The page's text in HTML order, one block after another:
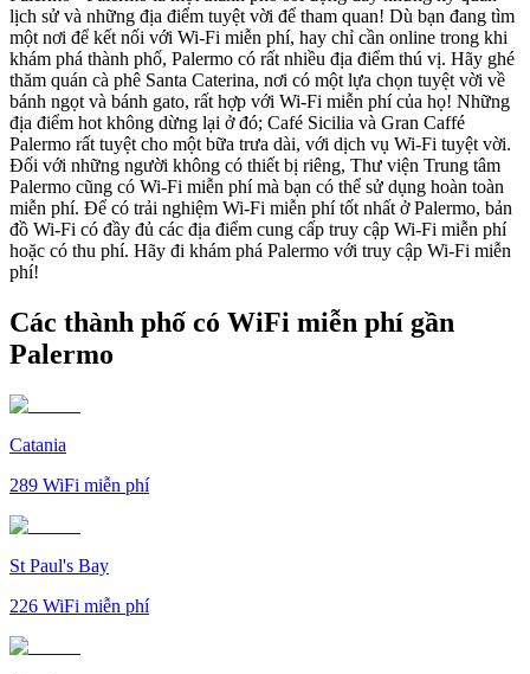
lịch sử và những địa điểm tuyệt vời để tham quan! Dù bạn đang tìm
một nơi để kết nối với Wi-Fi miễn phí, hay chỉ cần online trong khi
khám phá thành phố, Palermo có rất nhiều địa điểm thú vị. Hãy ghé
thăm quán cà phê Santa Caterina, nơi có một lựa chọn tuyệt vời về
bánh ngọt và bánh gato, rất hợp với Wi-Fi miễn phí của họ! Những
địa điểm hot không dừng lại ở đó; Café Sicilia và Gran Caffé
Palermo rất tuyệt cho một bữa trưa dài, với dịch vụ Wi-Fi tuyệt vời.
Đối với những người không có thiết bị riêng, Thư viện Trung tâm
Palermo cũng có Wi-Fi miễn phí mà bạn có thể sử dụng hoàn toàn
miễn phí. Để có trải nghiệm Wi-Fi miễn phí tốt nhất ở Palermo, bản
đồ Wi-Fi có đầy đủ các địa điểm cung cấp truy cập Wi-Fi miễn phí
hoặc có thu phí. Hãy đi khám phá Palermo với truy cập Wi-Fi miễn
phí!
Các thành phố có WiFi miễn phí gần
Palermo
Catania
289 WiFi miễn phí
St Paul's Bay
226 WiFi miễn phí